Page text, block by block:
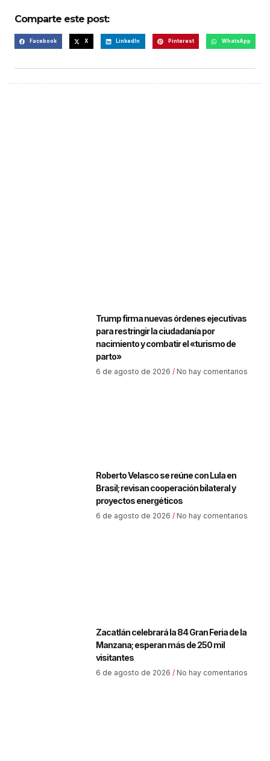
Comparte este post:
Facebook X LinkedIn Pinterest WhatsApp
Trump firma nuevas órdenes ejecutivas
para restringir la ciudadanía por
nacimiento y combatir el «turismo de
parto»
6 de agosto de 2026 No hay comentarios
Roberto Velasco se reúne con Lula en
Brasil; revisan cooperación bilateral y
proyectos energéticos
6 de agosto de 2026 No hay comentarios
Zacatlán celebrará la 84 Gran Feria de la
Manzana; esperan más de 250 mil
visitantes
6 de agosto de 2026 No hay comentarios